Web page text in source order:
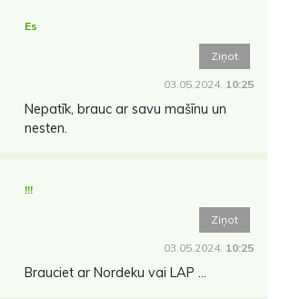
Es
Ziņot
03.05.2024. 10:25
Nepatīk, brauc ar savu mašīnu un
nesten.
!!!
Ziņot
03.05.2024. 10:25
Brauciet ar Nordeku vai LAP ...